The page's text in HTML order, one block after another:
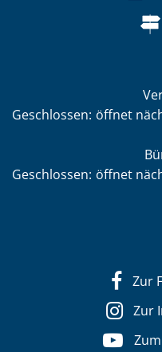
Klicken, um weitere
Geschlossen: öffnet
Klicken, um weitere
Geschlossen: öffnet
Zur
Zur